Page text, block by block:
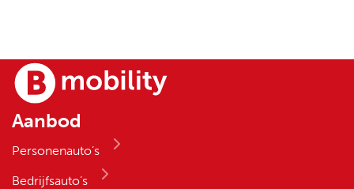
Aanbod
Personenauto’s
Bedrijfsauto’s